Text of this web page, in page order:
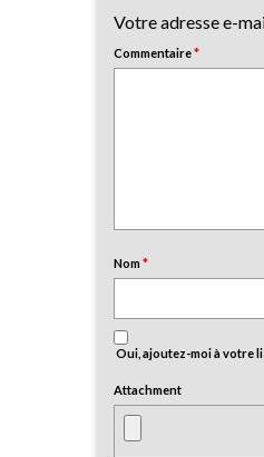
Votre adresse e-
Commentaire*
Nom*
Oui, ajoutez-moi à votre
Attachment